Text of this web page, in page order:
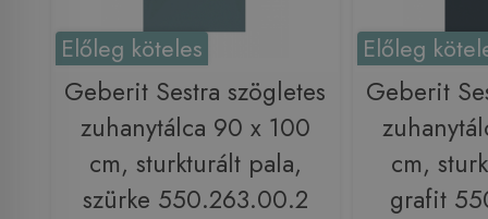
Előleg köteles
Geberit Sestra szögletes
zuhanytálca 90 x 100
cm, sturkturált pala,
szürke 550.263.00.2
Előleg
Geberit
cm,
grafit